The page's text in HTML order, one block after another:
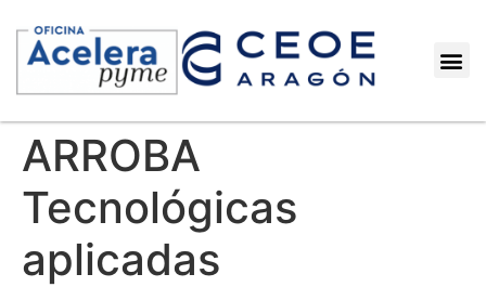
ARROBA
Tecnológicas
aplicadas